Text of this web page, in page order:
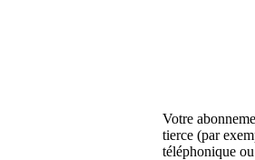
Votre
tierce (par
téléphonique